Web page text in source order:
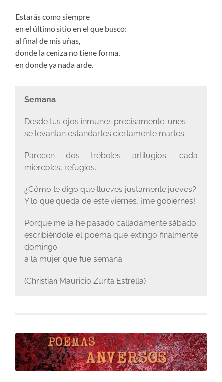
Estarás como siempre
en el último sitio en el que busco:
al final de mis uñas,
donde la ceniza no tiene forma,
en donde ya nada arde.
Semana
Desde tus ojos inmunes precisamente lunes
se levantan estandartes ciertamente martes.
Parecen dos tréboles artilugios, cada
miércoles, refugios.
¿Cómo te digo que llueves justamente jueves?
Y lo que queda de este viernes, ¡me gobiernes!
Porque me la he pasado calladamente sábado
escribiéndole el poema que extingo finalmente
domingo
a la mujer que fue semana.
(Christian Mauricio Zurita Estrella)